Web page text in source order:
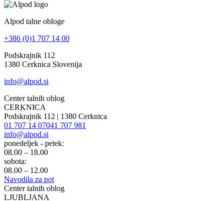
Alpod talne obloge
+386 (0)1 707 14 00
Podskrajnik 112
1380 Cerknica Slovenija
info@alpod.si
Center talnih oblog
CERKNICA
Podskrajnik 112 | 1380 Cerknica
01 707 14 07041 707 981
info@alpod.si
ponedeljek - petek:
08.00 – 18.00
sobota:
08.00 – 12.00
Navodila za pot
Center talnih oblog
LJUBLJANA